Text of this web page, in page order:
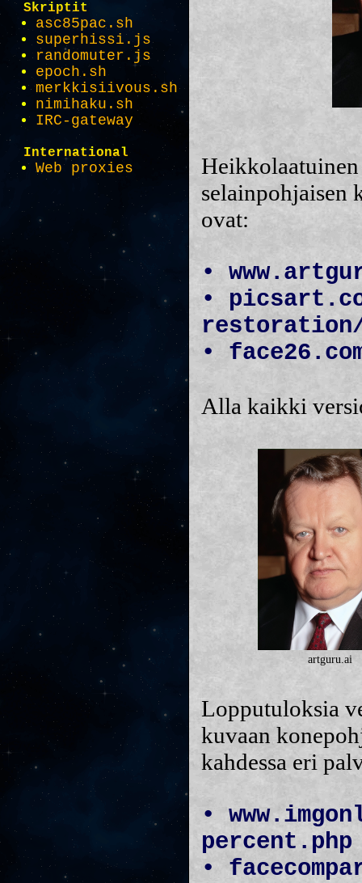
Skriptit
asc85pac.sh
superhissi.js
randomuter.js
epoch.sh
merkkisiivous.sh
nimihaku.sh
IRC-gateway
International
Web proxies
selainpohjaisen
ovat:
•
•
•
Alla kaikki
artguru.ai
Lopputuloksia
kuvaan
kahdessa eri
•
percent.php
•